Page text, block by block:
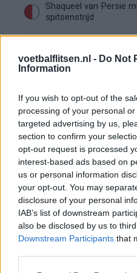
voetbalflitsen.nl - Do Not
Information
If you wish to opt-out of the
processing of your personal
targeted advertising by us,
section to confirm your
opt-out request is processed
interest-based ads based on
us or personal information
your opt-out. You may
disclosure of your personal
IAB’s list of downstream
also be disclosed by us to
Downstream Participants that
Shaqueel van Persie
spitsenstrijd
over nieuwe spits
Afgewezen bod op
stevige
Feyenoord geeft met
transfersignaal
Staf Van Bronckhorst
Feyenoord lost met
groot probleem van